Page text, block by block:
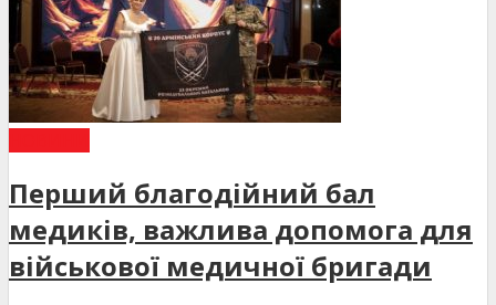
Перший благодійний бал
медиків, важлива допомога для
військової медичної бригади